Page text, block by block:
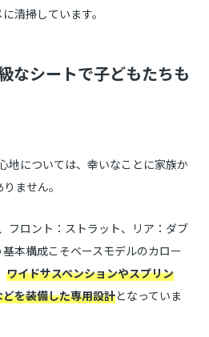
清掃しています。
なシートで子どもたちも
地については、幸いなことに家族か
ません。
フロント：ストラット、リア：ダブ
本構成こそベースモデルのカロー
ワイドサスペンションやスプリン
を装備した専用設計となっていま